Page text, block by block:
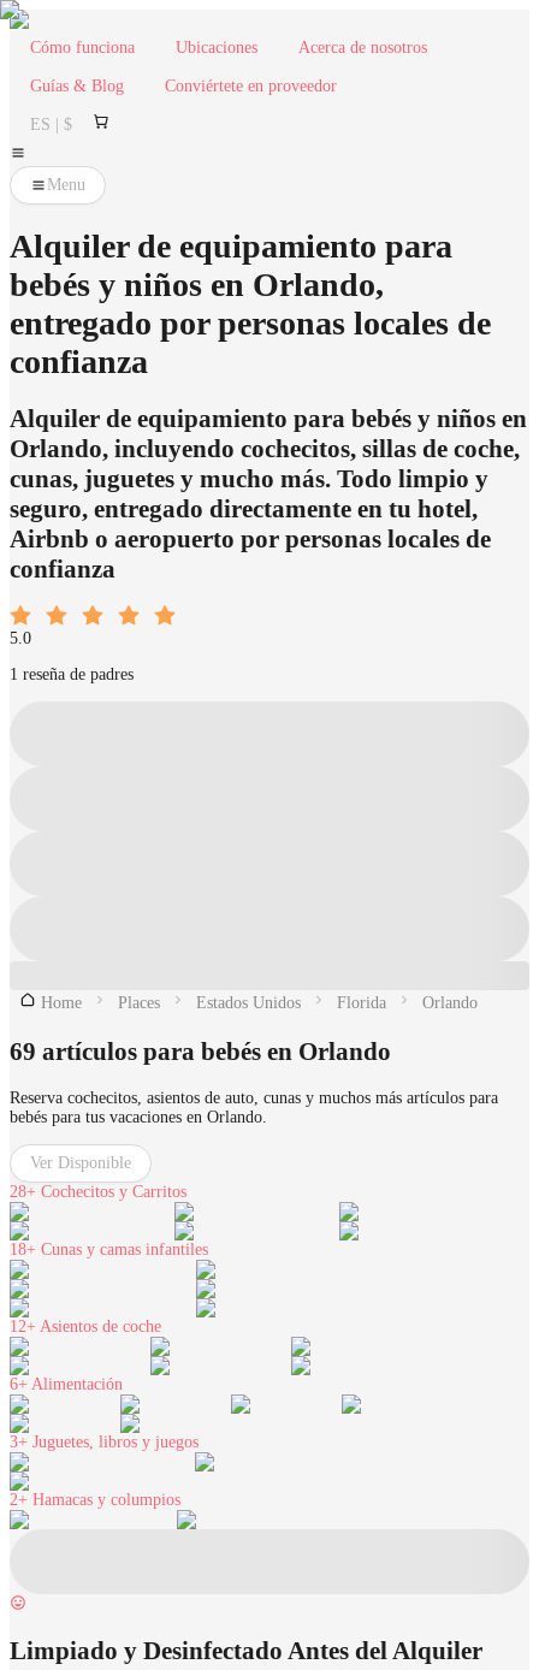
Cómo funciona Ubicaciones Acerca de nosotros
Guías & Blog Conviértete en proveedor
ES | $
Menu
Alquiler de equipamiento para
bebés y niños en Orlando,
entregado por personas locales de
confianza
Alquiler de equipamiento para bebés y niños en
Orlando, incluyendo cochecitos, sillas de coche,
cunas, juguetes y mucho más. Todo limpio y
seguro, entregado directamente en tu hotel,
Airbnb o aeropuerto por personas locales de
confianza
5.0
1 reseña de padres
Home Places Estados Unidos Florida Orlando
69 artículos para bebés en Orlando
Reserva cochecitos, asientos de auto, cunas y muchos más artículos para
bebés para tus vacaciones en Orlando.
Ver Disponible
28+ Cochecitos y Carritos
18+ Cunas y camas infantiles
12+ Asientos de coche
6+ Alimentación
3+ Juguetes, libros y juegos
2+ Hamacas y columpios
Limpiado y Desinfectado Antes del Alquiler